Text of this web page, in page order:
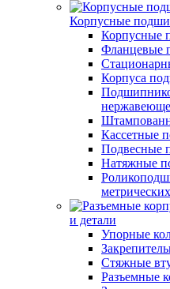
Корпусные
Корпусные
Фланцевые
Корпуса
Кассетные
Подвесные
Натяжные
и детали
Упорные
Стяжные
Разъемные